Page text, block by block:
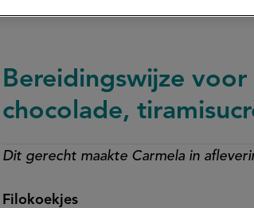
Bereidingswijze
chocolade,
Dit gerecht maakte Carmela in
Filokoekjes